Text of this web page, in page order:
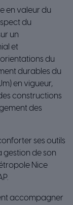
en valeur du
du
un
et
du
durables du
en vigueur,
constructions
des
ses outils
gestion de son
Nice
accompagner